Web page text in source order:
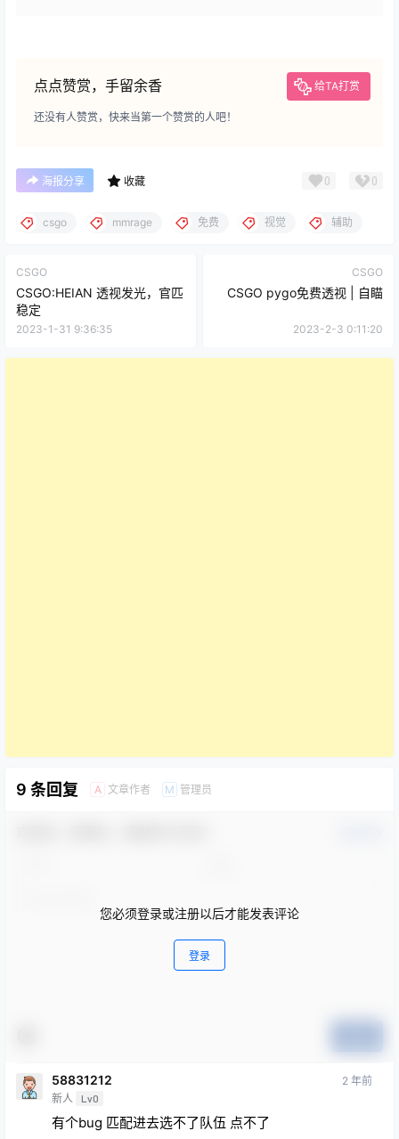
点点赞赏，手留余香 给TA打赏
还没有人赞赏，快来当第一个赞赏的人吧！
海报分享 收藏 0 0
csgo mmrage 免费 视觉 辅助
CSGO
CSGO:HEIAN 透视发光，官匹
稳定
2023-1-31 9:36:35
CSGO
CSGO pygo免费透视 | 自瞄
2023-2-3 0:11:20
9 条回复 A 文章作者 M 管理员
您必须登录或注册以后才能发表评论
登录
58831212
新人 Lv0
2 年前
有个bug 匹配进去选不了队伍 点不了